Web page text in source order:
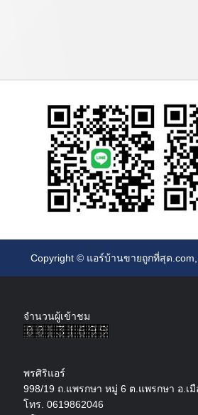
Copyright © แอร์บ้านขายถูกที่สุด.com
จำนวนผู้เข้าชม
พรศิริแอร์
998/19 ถ.แพรกษา หมู่ 6 ต.แพรกษา อ.เ
โทร. 0619862046